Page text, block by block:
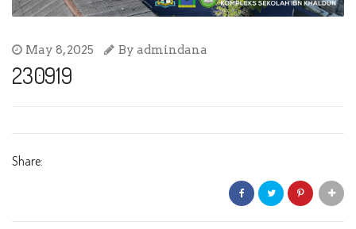
May 8, 2025 By admindana
230919
Share: